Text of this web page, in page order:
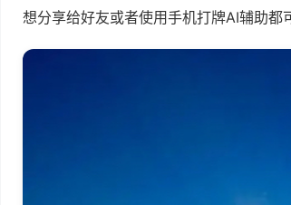
想分享给好友或者使用手机打牌AI辅助都